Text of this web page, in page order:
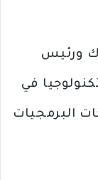
ورئيس
في
البرمجيات